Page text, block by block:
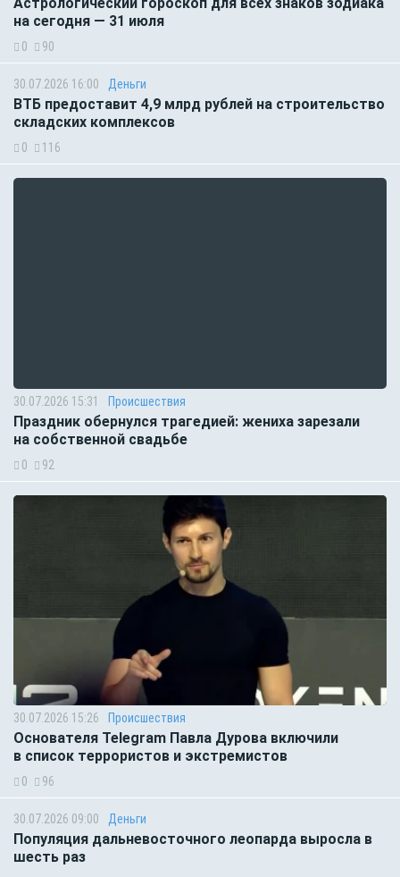
Астрологический гороскоп для всех знаков зодиака
на сегодня — 31 июля
0 90
30.07.2026 16:00 Деньги
ВТБ предоставит 4,9 млрд рублей на строительство
складских комплексов
0 116
30.07.2026 15:31 Происшествия
Праздник обернулся трагедией: жениха зарезали
на собственной свадьбе
0 92
30.07.2026 15:26 Происшествия
Основателя Telegram Павла Дурова включили
в список террористов и экстремистов
0 96
30.07.2026 09:00 Деньги
Популяция дальневосточного леопарда выросла в
шесть раз